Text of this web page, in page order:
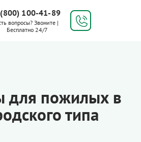
100-41-89
вопросы? Звоните |
Бесплатно 24/7
для пожилых в
типа